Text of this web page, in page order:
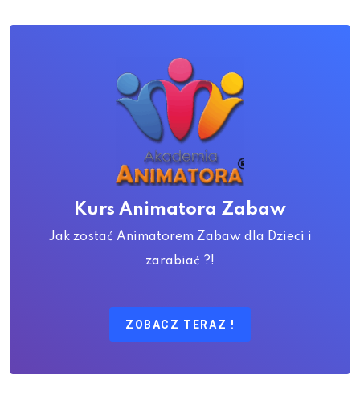
Kurs Animatora Zabaw
Jak zostać Animatorem Zabaw dla Dzieci i
zarabiać ?!
ZOBACZ TERAZ !